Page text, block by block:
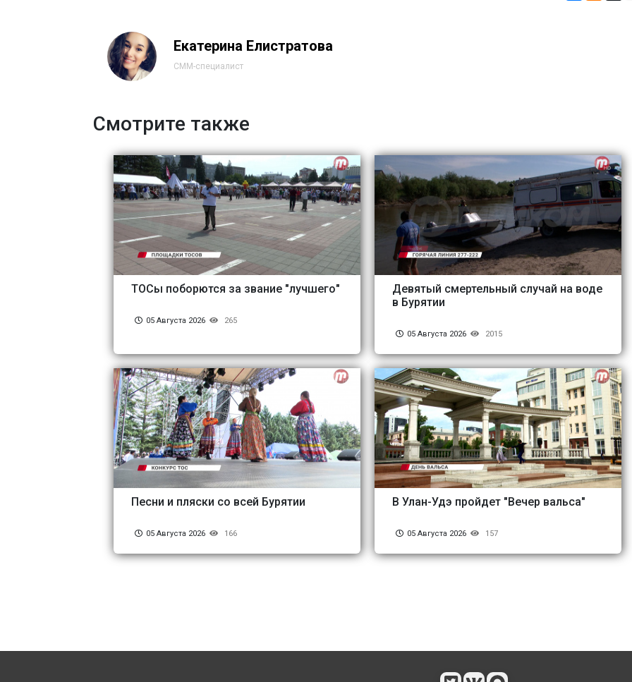
Екатерина Елистратова
СММ-специалист
Смотрите также
ТОСы поборются за звание "лучшего"
05 Августа 2026 265
Девятый смертельный случай на воде
в Бурятии
05 Августа 2026 2015
Песни и пляски со всей Бурятии
05 Августа 2026 166
В Улан-Удэ пройдет "Вечер вальса"
05 Августа 2026 157